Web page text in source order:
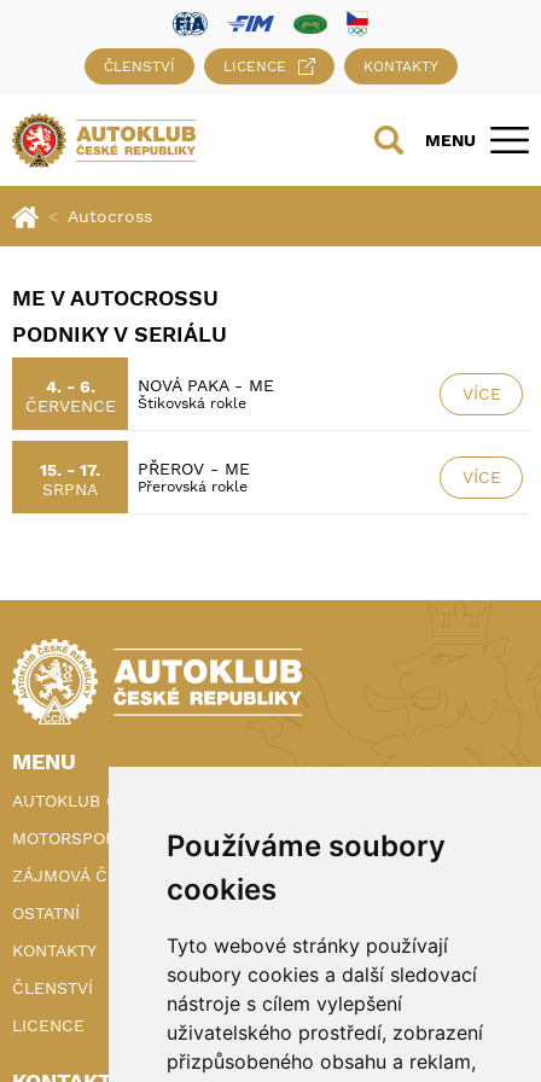
Používáme soubory
cookies
Tyto webové stránky používají
soubory cookies a další sledovací
nástroje s cílem vylepšení
uživatelského prostředí, zobrazení
přizpůsobeného obsahu a reklam,
ČLENSTVÍ LICENCE KONTAKTY
MENU
Autocross
ME V AUTOCROSSU
PODNIKY V SERIÁLU
4. - 6.
ČERVENCE
NOVÁ PAKA - ME
Štikovská rokle
VÍCE
15. - 17.
SRPNA
PŘEROV - ME
Přerovská rokle
VÍCE
MENU
AUTOKLUB ČR
MOTORSPORT
ZÁJMOVÁ ČINNOST
OSTATNÍ
KONTAKTY
ČLENSTVÍ
LICENCE